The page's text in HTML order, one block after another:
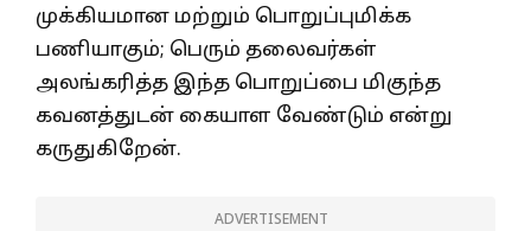
முக்கியமான மற்றும் பொறுப்புமிக்க
பணியாகும்; பெரும் தலைவர்கள்
அலங்கரித்த இந்த பொறுப்பை மிகுந்த
கவனத்துடன் கையாள வேண்டும் என்று
கருதுகிறேன்.
ADVERTISEMENT